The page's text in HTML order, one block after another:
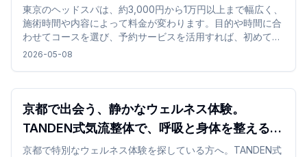
東京のヘッドスパは、約3,000円から1万円以上まで幅広く、
施術時間や内容によって料金が変わります。目的や時間に合
わせてコースを選び、予約サービスを活用すれば、初めてで
もスムーズに体験できます。
2026-05-08
京都で出会う、静かなウェルネス体験。
TANDEN式気流整体で、呼吸と身体を整える時
間 を
京都で特別なウェルネス体験を探している方へ。TANDEN式